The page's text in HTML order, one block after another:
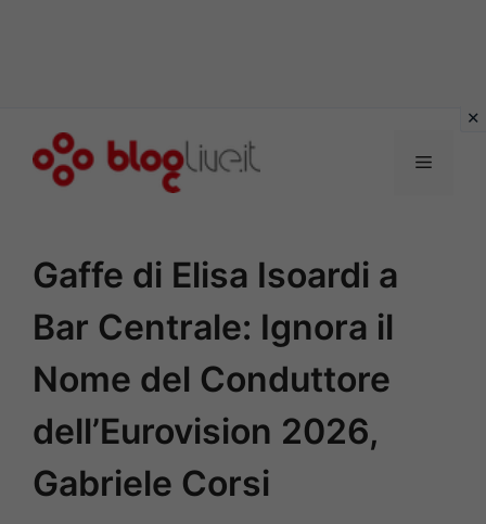
Menu
Gaffe di Elisa Isoardi a
Bar Centrale: Ignora il
Nome del Conduttore
dell’Eurovision 2026,
Gabriele Corsi